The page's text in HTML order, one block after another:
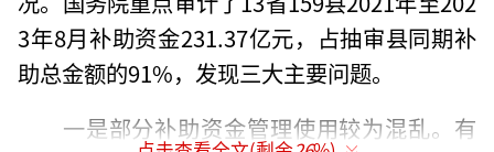
3年8月补助资金231.37亿元，占抽审县同期补
助总金额的91%，发现三大主要问题。
一是部分补助资金管理使用较为混乱。有